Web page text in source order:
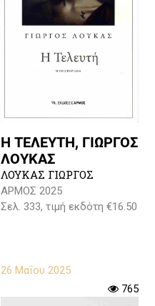
Η ΤΕΛΕΥΤΗ, ΓΙΩΡΓΟΣ
ΛΟΥΚΑΣ
ΛΟΥΚΑΣ ΓΙΩΡΓΟΣ
ΑΡΜΟΣ 2025
Σελ. 333, τιμή εκδότη €16.50
26 Μαΐου 2025
765